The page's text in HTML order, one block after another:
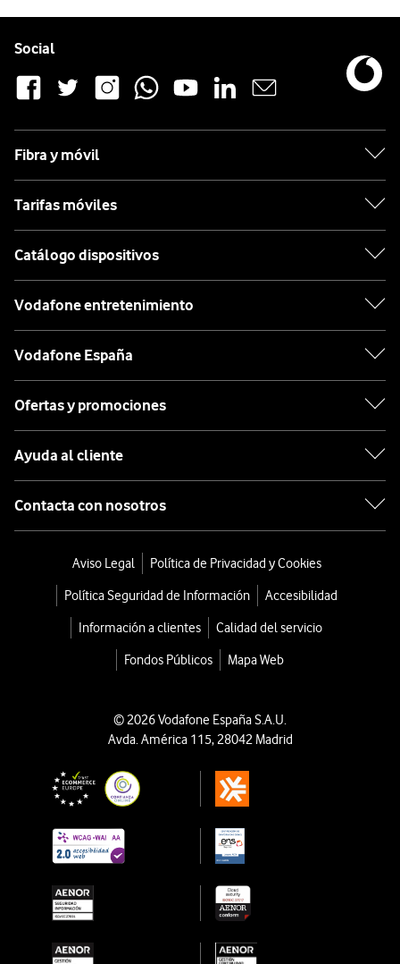
Social
Fibra y móvil
Tarifas móviles
Catálogo dispositivos
Vodafone entretenimiento
Vodafone España
Ofertas y promociones
Ayuda al cliente
Contacta con nosotros
Aviso Legal
Política de Privacidad y Cookies
Política Seguridad de Información
Accesibilidad
Información a clientes
Calidad del servicio
Fondos Públicos
Mapa Web
© 2026 Vodafone España S.A.U.
Avda. América 115, 28042 Madrid